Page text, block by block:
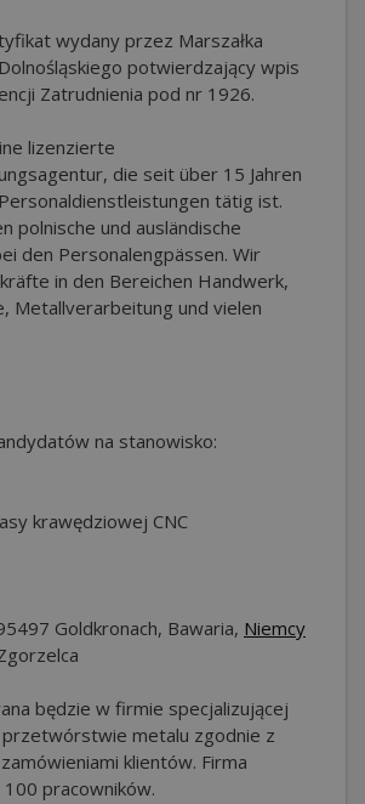
wydany przez Marszałka
potwierdzający wpis
Zatrudnienia pod nr 1926.
lizenzierte
die seit über 15 Jahren
tätig ist.
polnische und ausländische
den Personalengpässen. Wir
in den Bereichen Handwerk,
Metallverarbeitung und vielen
na stanowisko:
krawędziowej CNC
Goldkronach, Bawaria, Niemcy
będzie w firmie specjalizującej
metalu zgodnie z
klientów. Firma
100 pracowników.